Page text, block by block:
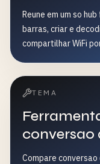
Reune em um so
barras, criar e
compartilhar WiFi
TEMA
conversao
Compare